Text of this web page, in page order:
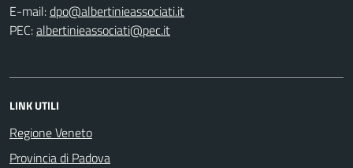
E-mail:
PEC:
LINK UTILI
Regione Veneto
Provincia di Padova